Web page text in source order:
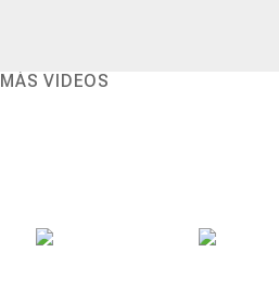
MÁS VIDEOS